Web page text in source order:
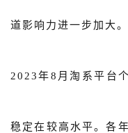
道影响力进一步加大。
2023年8月淘系平台
稳定在较高水平。各